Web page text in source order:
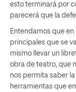
esto terminará por
parecerá que la
Entendamos que
principales que se
mismo llevar un
obra de teatro, que
nos permita saber
herramientas que